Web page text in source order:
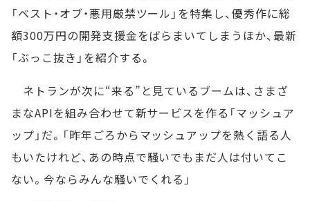
「ベスト・オブ・悪用厳禁ツール」を特集し、優秀作に総
額300万円の開発支援金をばらまいてしまうほか、最新
「ぶっこ抜き」を紹介する。
ネトランが次に“来る”と見ているブームは、さまざ
まなAPIを組み合わせて新サービスを作る「マッシュア
ップ」だ。「昨年ごろからマッシュアップを熱く語る人
もいたけれど、あの時点で騒いでもまだ人は付いてこ
ない。今ならみんな騒いでくれる」